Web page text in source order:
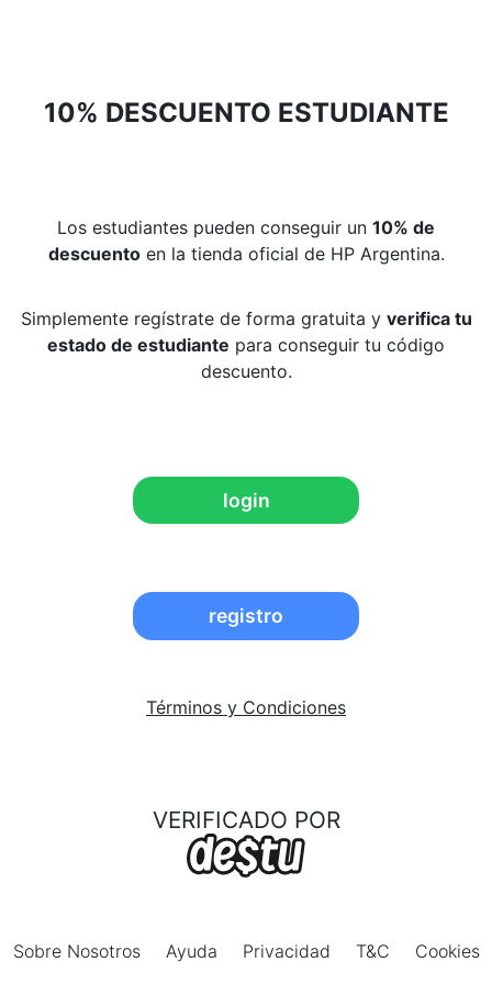
10% DESCUENTO ESTUDIANTE
Los estudiantes pueden conseguir un 10% de
descuentoen la tienda oficial de HP Argentina.
Simplemente regístrate de forma gratuita y verifica tu
estado de estudiante para conseguir tu código
descuento.
login
registro
Términos y Condiciones
VERIFICADO POR
Sobre Nosotros Ayuda Privacidad T&C Cookies